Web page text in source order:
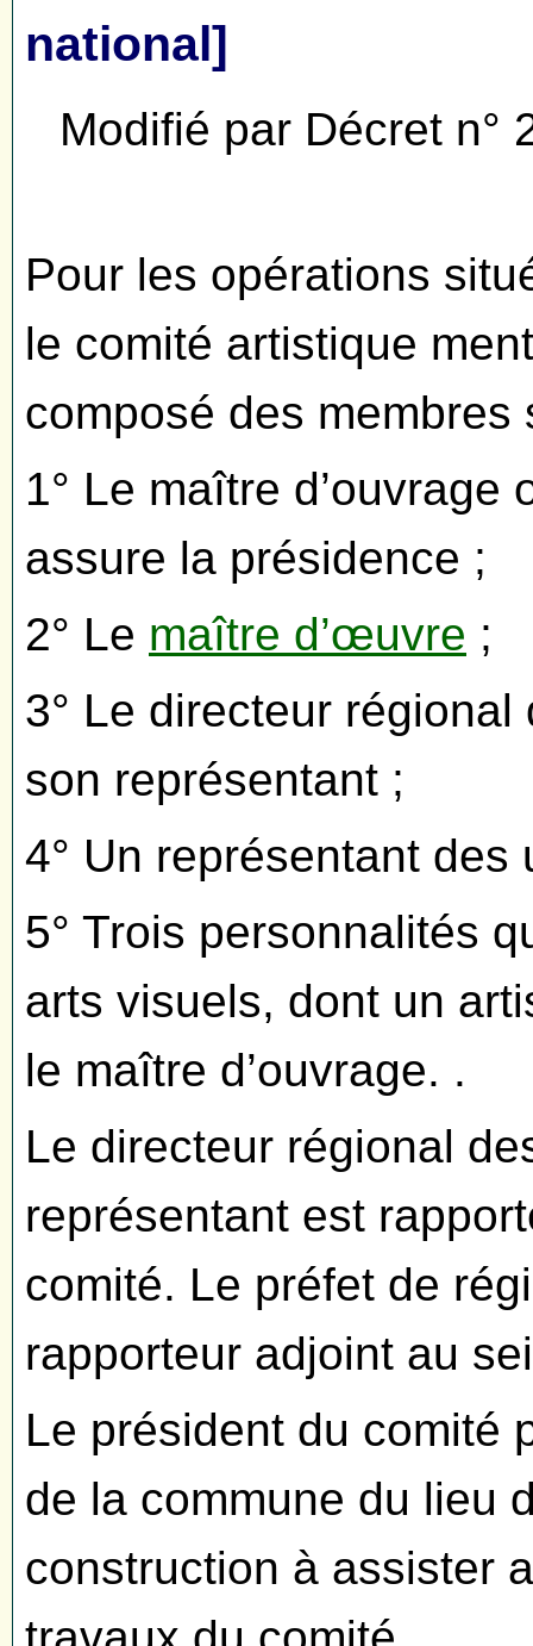
national]
Modifié par Décret n°
Pour les opérations
le comité artistique
composé des membres
1° Le maître
assure la présidence ;
2° Le maître d’œuvre ;
3° Le directeur
son représentant ;
4° Un représentant
5° Trois personnalités
arts visuels, dont un
le maître d’ouvrage. .
Le directeur régional
représentant est
comité. Le préfet de
rapporteur adjoint au
Le président du comité
de la commune du lieu
construction à assister